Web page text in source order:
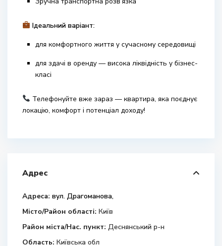
Ідеальний варіант:
для комфортного життя у сучасному середовищі
для здачі в оренду — висока ліквідність у бізнес-
класі
Телефонуйте вже зараз — квартира, яка поєднує
локацію, комфорт і потенціал доходу!
Адрес
Адреса: вул. Драгоманова,
Місто/Район області: Київ
Район міста/Нас. пункт: Деснянський р-н
Область: Київська обл